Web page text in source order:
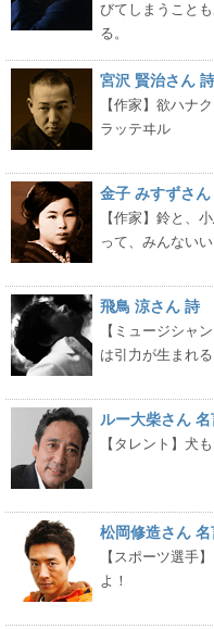
びてしまうこと
る。
宮沢 賢治さん 詩
【作家】欲ハ
ラッテヰル
金子 みすずさん
【作家】鈴と、
って、みんないい
飛鳥 涼さん 詩
【ミュージシャ
は引力が生まれる
ルー大柴さん
【タレント】犬
松岡修造さん
【スポーツ選手
よ！